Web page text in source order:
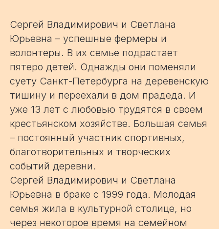
Сергей Владимирович и Светлана
Юрьевна – успешные фермеры и
волонтеры. В их семье подрастает
пятеро детей. Однажды они поменяли
суету Санкт-Петербурга на деревенскую
тишину и переехали в дом прадеда. И
уже 13 лет с любовью трудятся в своем
крестьянском хозяйстве. Большая семья
– постоянный участник спортивных,
благотворительных и творческих
событий деревни.
Сергей Владимирович и Светлана
Юрьевна в браке с 1999 года. Молодая
семья жила в культурной столице, но
через некоторое время на семейном